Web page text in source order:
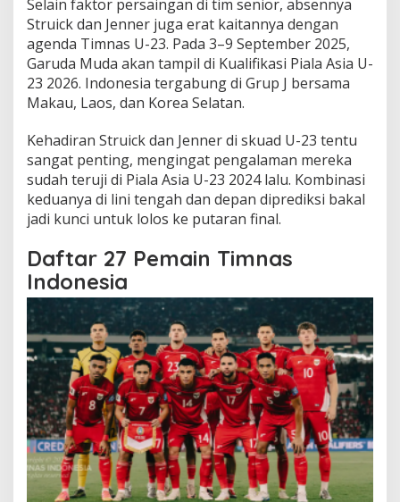
Selain faktor persaingan di tim senior, absennya
Struick dan Jenner juga erat kaitannya dengan
agenda Timnas U-23. Pada 3–9 September 2025,
Garuda Muda akan tampil di Kualifikasi Piala Asia U-
23 2026. Indonesia tergabung di Grup J bersama
Makau, Laos, dan Korea Selatan.
Kehadiran Struick dan Jenner di skuad U-23 tentu
sangat penting, mengingat pengalaman mereka
sudah teruji di Piala Asia U-23 2024 lalu. Kombinasi
keduanya di lini tengah dan depan diprediksi bakal
jadi kunci untuk lolos ke putaran final.
Daftar 27 Pemain Timnas
Indonesia